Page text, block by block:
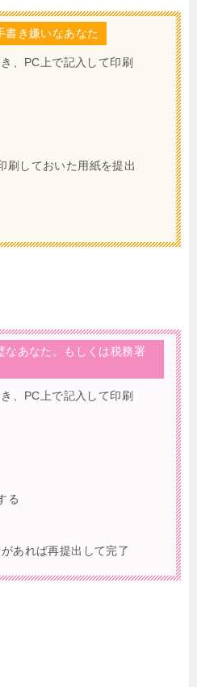
き嫌いなあなた
、PC上で記入して印刷
刷しておいた用紙を提出
あなた。もしくは税務署
、PC上で記入して印刷
る
あれば再提出して完了